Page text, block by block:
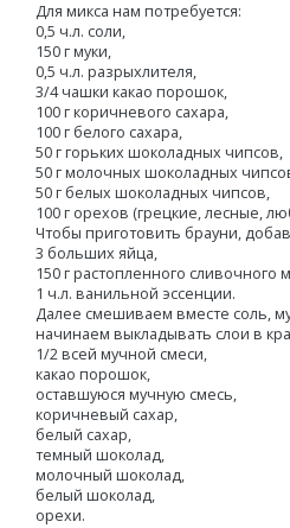
Для микса нам потребуется:
0,5 ч.л. соли,
150 г муки,
0,5 ч.л. разрыхлителя,
3/4 чашки какао порошок,
100 г коричневого сахара,
100 г белого сахара,
50 г горьких шоколадных чипсов,
50 г молочных шоколадных
50 г белых шоколадных чипсов,
100 г орехов (грецкие, лесные,
Чтобы приготовить брауни,
3 больших яйца,
150 г растопленного сливочного
1 ч.л. ванильной эссенции.
Далее смешиваем вместе соль,
начинаем выкладывать слои в
1/2 всей мучной смеси,
какао порошок,
оставшуюся мучную смесь,
коричневый сахар,
белый сахар,
темный шоколад,
молочный шоколад,
белый шоколад,
орехи.